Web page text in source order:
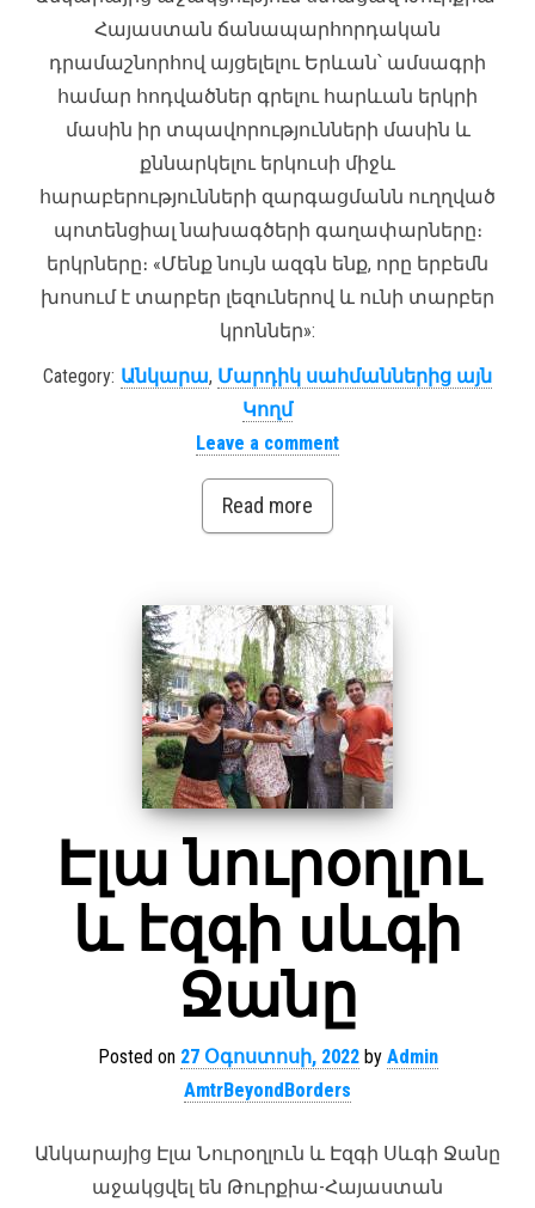
Հայաստան ճանապարհորդական
դրամաշնորհով այցելելու Երևան՝ ամսագրի
համար հոդվածներ գրելու հարևան երկրի
մասին իր տպավորությունների մասին և
քննարկելու երկուսի միջև
հարաբերությունների զարգացմանն ուղղված
պոտենցիալ նախագծերի գաղափարները։
երկրները։ «Մենք նույն ազգն ենք, որը երբեմն
խոսում է տարբեր լեզուներով և ունի տարբեր
կրոններ»:
Category: Անկարա, Մարդիկ սահմաններից այն
Կողմ
Leave a comment
Read more
Էլա նուրօղլու
և էզգի սևգի
Ջանը
Posted on 27 Օգոստոսի, 2022by Admin
AmtrBeyondBorders
Անկարայից Էլա Նուրօղլուն և Էզգի Սևգի Ջանը
աջակցվել են Թուրքիա-Հայաստան